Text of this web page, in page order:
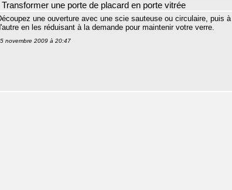
Transformer une porte de placard en porte vitrée
une ouverture avec une scie sauteuse ou circulaire, puis
en les réduisant à la demande pour maintenir votre verre.
novembre 2009 à 20:47